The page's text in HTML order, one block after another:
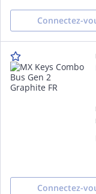
Connectez-
Connectez-